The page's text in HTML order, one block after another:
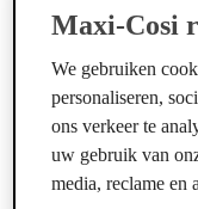
Middle
Right
<
x
Maxi-Cosi
We gebruiken
personaliseren,
ons verkeer te
uw gebruik van
media, reclame en